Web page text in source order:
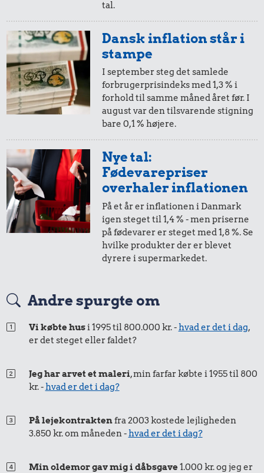
0,02 kr.
Tyggegummi
2,24 kr.
Biografbillet
0,57 kr.
Røget sild
0,42 kr.
0,45 kr.
10 karklude
0,37 kr. 0,47 kr.
6 æg
tal.
Dansk inflation står i
stampe
I september steg det samlede
forbrugerprisindeks med 1,3 % i
forhold til samme måned året før. I
august var den tilsvarende stigning
bare 0,1 % højere.
Nye tal:
Fødevarepriser
overhaler inflationen
På et år er inflationen i Danmark
igen steget til 1,4 % - men priserne
på fødevarer er steget med 1,8 %. Se
hvilke produkter der er blevet
dyrere i supermarkedet.
Andre spurgte om
Vi købte husi 1995 til 800.000 kr. -hvad er det i dag,
er det steget eller faldet?
Jeg har arvet et maleri, min farfar købte i 1955 til 800
kr. -hvad er det i dag?
På lejekontraktenfra 2003 kostede lejligheden
3.850 kr. om måneden -hvad er det i dag?
Min oldemor gav mig i dåbsgave1.000 kr. og jeg er